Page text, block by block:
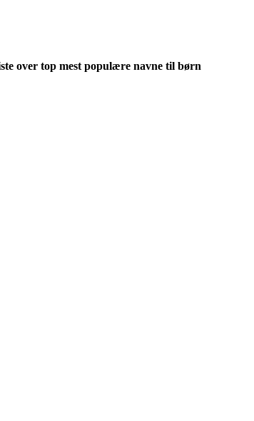
over top mest populære navne til børn